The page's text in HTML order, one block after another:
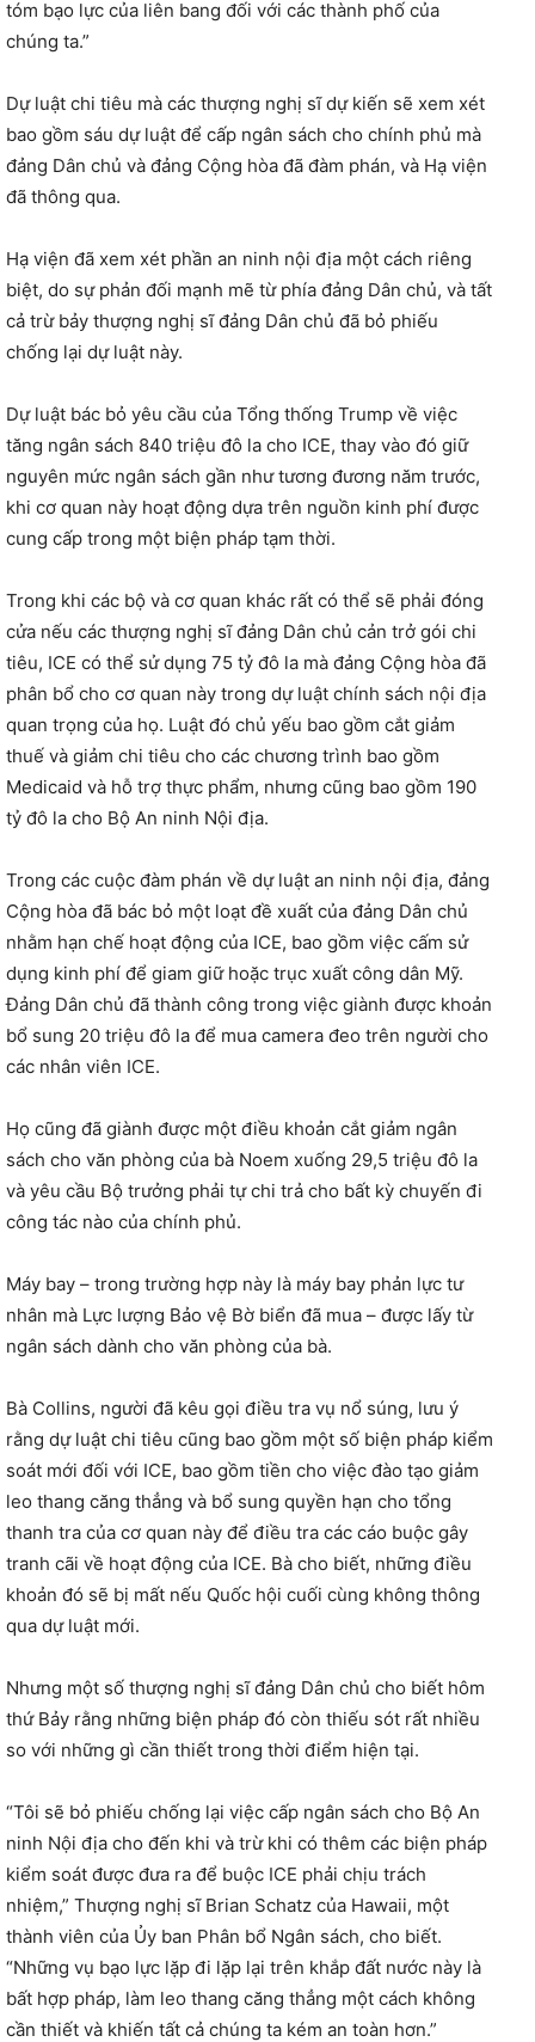
tóm bạo lực của liên bang đối với các thành phố của
chúng ta.”
Dự luật chi tiêu mà các thượng nghị sĩ dự kiến ​​sẽ xem xét
bao gồm sáu dự luật để cấp ngân sách cho chính phủ mà
đảng Dân chủ và đảng Cộng hòa đã đàm phán, và Hạ viện
đã thông qua.
Hạ viện đã xem xét phần an ninh nội địa một cách riêng
biệt, do sự phản đối mạnh mẽ từ phía đảng Dân chủ, và tất
cả trừ bảy thượng nghị sĩ đảng Dân chủ đã bỏ phiếu
chống lại dự luật này.
Dự luật bác bỏ yêu cầu của Tổng thống Trump về việc
tăng ngân sách 840 triệu đô la cho ICE, thay vào đó giữ
nguyên mức ngân sách gần như tương đương năm trước,
khi cơ quan này hoạt động dựa trên nguồn kinh phí được
cung cấp trong một biện pháp tạm thời.
Trong khi các bộ và cơ quan khác rất có thể sẽ phải đóng
cửa nếu các thượng nghị sĩ đảng Dân chủ cản trở gói chi
tiêu, ICE có thể sử dụng 75 tỷ đô la mà đảng Cộng hòa đã
phân bổ cho cơ quan này trong dự luật chính sách nội địa
quan trọng của họ. Luật đó chủ yếu bao gồm cắt giảm
thuế và giảm chi tiêu cho các chương trình bao gồm
Medicaid và hỗ trợ thực phẩm, nhưng cũng bao gồm 190
tỷ đô la cho Bộ An ninh Nội địa.
Trong các cuộc đàm phán về dự luật an ninh nội địa, đảng
Cộng hòa đã bác bỏ một loạt đề xuất của đảng Dân chủ
nhằm hạn chế hoạt động của ICE, bao gồm việc cấm sử
dụng kinh phí để giam giữ hoặc trục xuất công dân Mỹ.
Đảng Dân chủ đã thành công trong việc giành được khoản
bổ sung 20 triệu đô la để mua camera đeo trên người cho
các nhân viên ICE.
Họ cũng đã giành được một điều khoản cắt giảm ngân
sách cho văn phòng của bà Noem xuống 29,5 triệu đô la
và yêu cầu Bộ trưởng phải tự chi trả cho bất kỳ chuyến đi
công tác nào của chính phủ.
Máy bay – trong trường hợp này là máy bay phản lực tư
nhân mà Lực lượng Bảo vệ Bờ biển đã mua – được lấy từ
ngân sách dành cho văn phòng của bà.
Bà Collins, người đã kêu gọi điều tra vụ nổ súng, lưu ý
rằng dự luật chi tiêu cũng bao gồm một số biện pháp kiểm
soát mới đối với ICE, bao gồm tiền cho việc đào tạo giảm
leo thang căng thẳng và bổ sung quyền hạn cho tổng
thanh tra của cơ quan này để điều tra các cáo buộc gây
tranh cãi về hoạt động của ICE. Bà cho biết, những điều
khoản đó sẽ bị mất nếu Quốc hội cuối cùng không thông
qua dự luật mới.
Nhưng một số thượng nghị sĩ đảng Dân chủ cho biết hôm
thứ Bảy rằng những biện pháp đó còn thiếu sót rất nhiều
so với những gì cần thiết trong thời điểm hiện tại.
“Tôi sẽ bỏ phiếu chống lại việc cấp ngân sách cho Bộ An
ninh Nội địa cho đến khi và trừ khi có thêm các biện pháp
kiểm soát được đưa ra để buộc ICE phải chịu trách
nhiệm,” Thượng nghị sĩ Brian Schatz của Hawaii, một
thành viên của Ủy ban Phân bổ Ngân sách, cho biết.
“Những vụ bạo lực lặp đi lặp lại trên khắp đất nước này là
bất hợp pháp, làm leo thang căng thẳng một cách không
cần thiết và khiến tất cả chúng ta kém an toàn hơn.”